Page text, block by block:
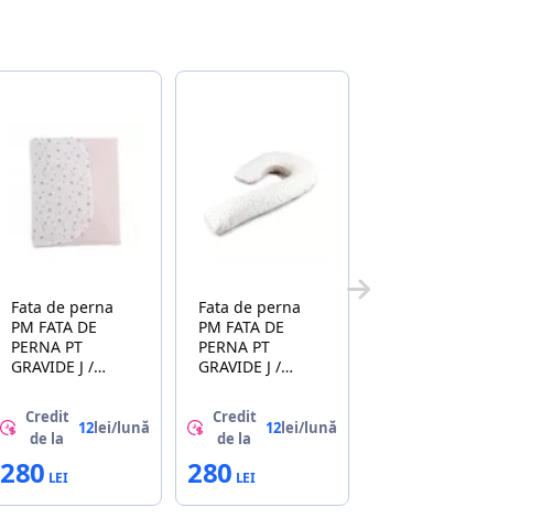
Fata de perna
PM FATA DE
PERNA PT
GRAVIDE J /
Credit
de la
12lei/lună
280
Fata de perna
PM FATA DE
PERNA PT
GRAVIDE J /
Credit
de la
12lei/lună
280